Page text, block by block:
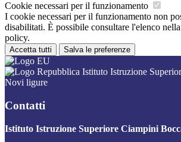
Cookie necessari per il funzionamento
I cookie necessari per il funzionamento non
disabilitati. È possibile consultare l'elenco
policy.
Accetta tutti Salva le preferenze
Istituto Istruzione
Novi ligure
Contatti
Istituto Istruzione Superiore Ciampini